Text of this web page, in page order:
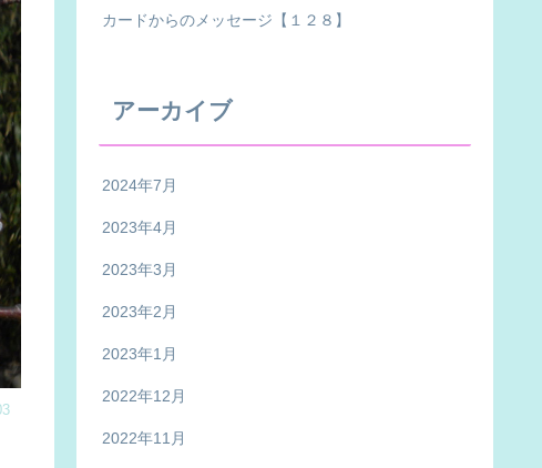
カードからのメッセージ【１２８】
アーカイブ
2024年7月
2023年4月
2023年3月
2023年2月
2023年1月
2022年12月
2022年11月